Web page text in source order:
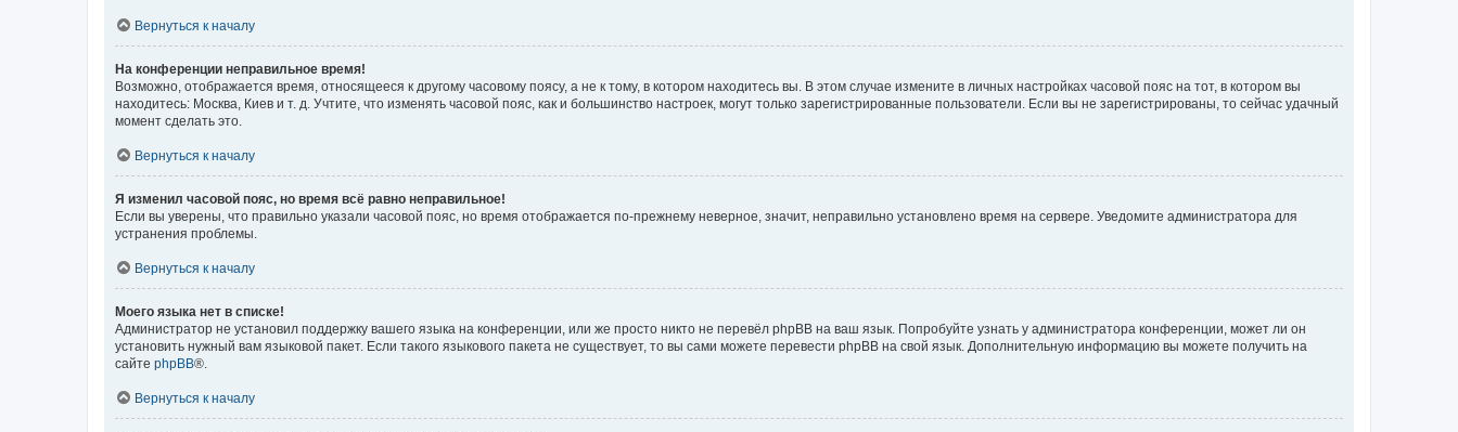
Вернуться к началу
На конференции неправильное время!
Возможно, отображается время, относящееся к другому часовому поясу, а не к тому, в котором находитесь вы. В этом случае измените в личных настройках часовой пояс на тот, в котором вы
находитесь: Москва, Киев и т. д. Учтите, что изменять часовой пояс, как и большинство настроек, могут только зарегистрированные пользователи. Если вы не зарегистрированы, то сейчас удачный
момент сделать это.
Вернуться к началу
Я изменил часовой пояс, но время всё равно неправильное!
Если вы уверены, что правильно указали часовой пояс, но время отображается по-прежнему неверное, значит, неправильно установлено время на сервере. Уведомите администратора для
устранения проблемы.
Вернуться к началу
Моего языка нет в списке!
Администратор не установил поддержку вашего языка на конференции, или же просто никто не перевёл phpBB на ваш язык. Попробуйте узнать у администратора конференции, может ли он
установить нужный вам языковой пакет. Если такого языкового пакета не существует, то вы сами можете перевести phpBB на свой язык. Дополнительную информацию вы можете получить на
сайте phpBB®.
Вернуться к началу